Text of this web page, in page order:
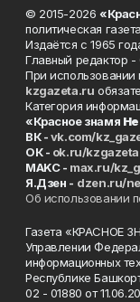
© 2015-2026
политическая
Издаётся с 1965
Главный редактор
При использовании
kzgazeta.ru
Категория
«Красное знамя
ВК -vk.com/
ОК - ok.ru/kzgazeta
MAKC - max.ru/
Я.Дзен - dzen.ru/
Об использовании
Газета «КРАСНОЕ
Управлении
информационных
Республике
02 - 01880 от